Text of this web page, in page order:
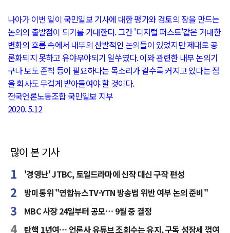
나아가 이번 일이 국민일보 기사에 대한 평가와 검토의 장을 만드는
논의의 출발점이 되기를 기대한다. 그간 '디지털 퍼스트'같은 거대한
변화의 흐름 속에서 내부의 산발적인 논의들이 있었지만 제대로 공
론화되지 못하고 유야무야되기 일쑤였다. 이와 관련한 내부 논의기
구나 보도 준칙 등이 필요하다는 목소리가 갈수록 커지고 있다는 점
을 회사도 무겁게 받아들여야 할 것이다.
전국언론노동조합 국민일보 지부
2020. 5.12
많이 본 기사
'경영난' JTBC, 토일드라마에 신작 대신 구작 편성
방미통위 "연합뉴스TV·YTN 방송법 위반 여부 논의 준비"
MBC 사장 24일부터 공모… 9월 중 결정
탄핵 1년여… 언론사 유튜브 조회수는 유지, 구독 성장세 꺾여